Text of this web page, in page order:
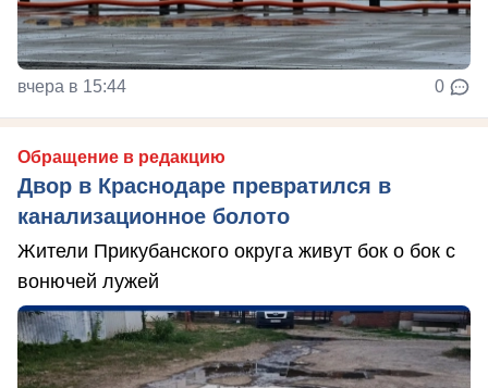
вчера в 15:44 0
Обращение в редакцию
Двор в Краснодаре превратился в
канализационное болото
Жители Прикубанского округа живут бок о бок с
вонючей лужей